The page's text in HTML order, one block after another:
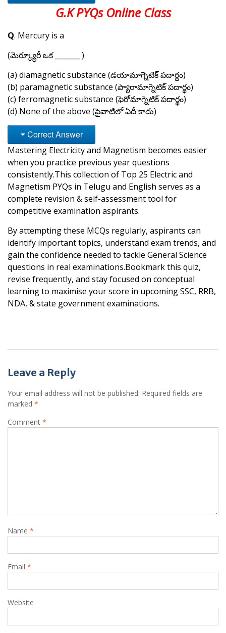
G.K PYQs Online Class
Q. Mercury is a
(మెర్క్యూరీ ఒక _______ )
(a) diamagnetic substance (డయామాగ్నెటిక్ పదార్థం)
(b) paramagnetic substance (ప్యారామాగ్నెటిక్ పదార్థం)
(c) ferromagnetic substance (ఫెరోమాగ్నెటిక్ పదార్థం)
(d) None of the above (పైవాటిలో ఏదీ కాదు)
Correct Answer
Mastering Electricity and Magnetism becomes easier
when you practice previous year questions
consistently.This collection of Top 25 Electric and
Magnetism PYQs in Telugu and English serves as a
complete revision & self-assessment tool for
competitive examination aspirants.
By attempting these MCQs regularly, aspirants can
identify important topics, understand exam trends, and
gain the confidence needed to tackle General Science
questions in real examinations.Bookmark this quiz,
revise frequently, and stay focused on conceptual
learning to maximise your score in upcoming SSC, RRB,
NDA, & state government examinations.
navigation
Leave a Reply
Your email address will not be published. Required fields are
marked *
Comment *
Name *
Email *
Website